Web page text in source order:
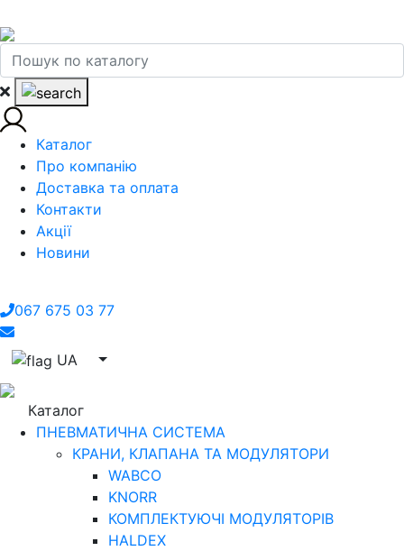
Каталог
Про компанію
Доставка та оплата
Контакти
Акції
Новини
067 675 03 77
UA
Каталог
ПНЕВМАТИЧНА СИСТЕМА
КРАНИ, КЛАПАНА ТА МОДУЛЯТОРИ
WABCO
KNORR
КОМПЛЕКТУЮЧІ МОДУЛЯТОРІВ
HALDEX